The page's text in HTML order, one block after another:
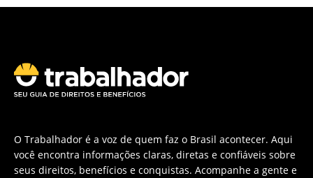
O Trabalhador é a voz de quem faz o Brasil acontecer. Aqui
você encontra informações claras, diretas e confiáveis sobre
seus direitos, benefícios e conquistas. Acompanhe a gente e